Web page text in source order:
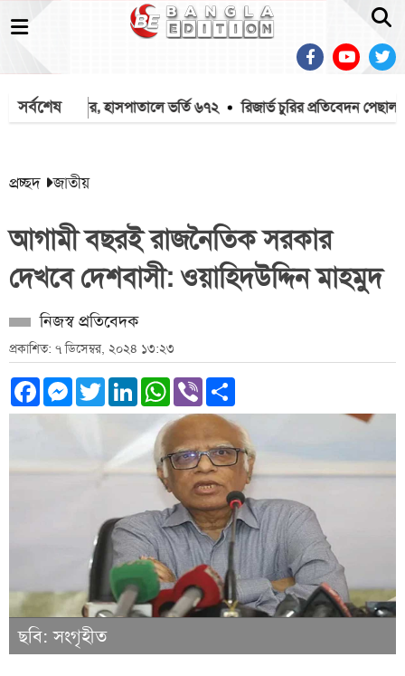
সর্বশেষ
দুই জনের, হাসপাতালে ভর্তি ৬৭২ রিজার্ভ চুরির প্রতিবেদন পেছাল
প্রচ্ছদ জাতীয়
আগামী বছরই রাজনৈতিক সরকার
দেখবে দেশবাসী: ওয়াহিদউদ্দিন মাহমুদ
নিজস্ব প্রতিবেদক
প্রকাশিত: ৭ ডিসেম্বর, ২০২৪ ১৩:২৩
Facebook
Messenger
TwitterLinkedInWhatsApp
Viber
ছবি: সংগৃহীত